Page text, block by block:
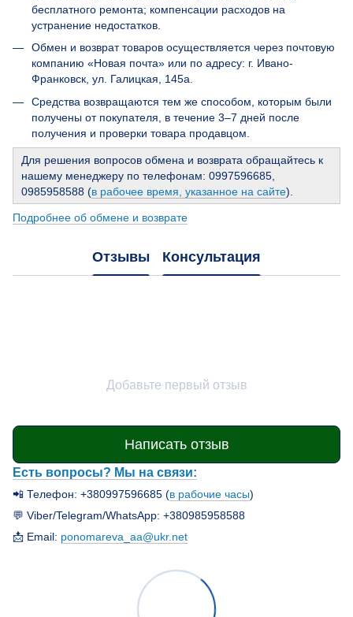
бесплатного ремонта; компенсации расходов на
устранение недостатков.
Обмен и возврат товаров осуществляется через почтовую
компанию «Новая почта» или по адресу: г. Ивано-
Франковск, ул. Галицкая, 145а.
Средства возвращаются тем же способом, которым были
получены от покупателя, в течение 3–7 дней после
получения и проверки товара продавцом.
Для решения вопросов обмена и возврата обращайтесь к
нашему менеджеру по телефонам: 0997596685,
0985958588 (в рабочее время, указанное на сайте).
Подробнее об обмене и возврате
Отзывы Консультация
Добавьте первый отзыв
Написать отзыв
Есть вопросы? Мы на связи:
📲 Телефон: +380997596685 (в рабочие часы)
💬 Viber/Telegram/WhatsApp: +380985958588
📩 Email: ponomareva_aa@ukr.net